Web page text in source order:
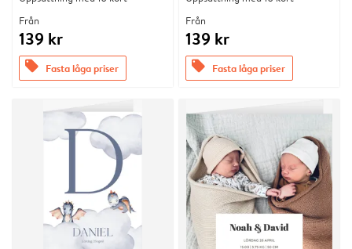
Från
139 kr
offers Fasta låga priser
Från
139 kr
offers Fasta låga priser